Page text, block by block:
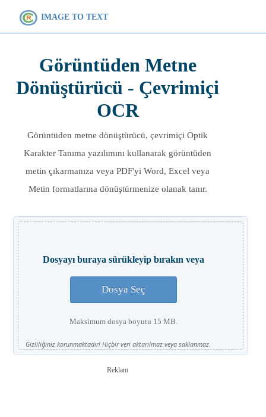
IMAGE TO TEXT
Görüntüden Metne
Dönüştürücü - Çevrimiçi
OCR
Görüntüden metne dönüştürücü, çevrimiçi Optik
Karakter Tanıma yazılımını kullanarak görüntüden
metin çıkarmanıza veya PDF'yi Word, Excel veya
Metin formatlarına dönüştürmenize olanak tanır.
Dosyayı buraya sürükleyip bırakın veya
Dosya Seç
Maksimum dosya boyutu 15 MB.
Gizliliğiniz korunmaktadır! Hiçbir veri aktarılmaz veya saklanmaz.
Reklam